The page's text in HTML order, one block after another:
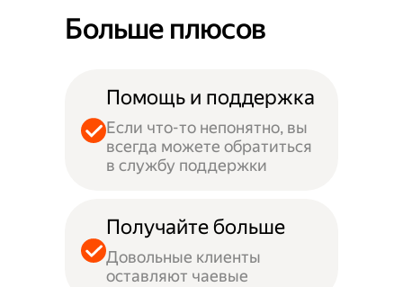
Больше плюсов
Помощь и поддержка
Если что-то непонятно, вы
всегда можете обратиться
в службу поддержки
Получайте больше
Довольные клиенты
оставляют чаевые